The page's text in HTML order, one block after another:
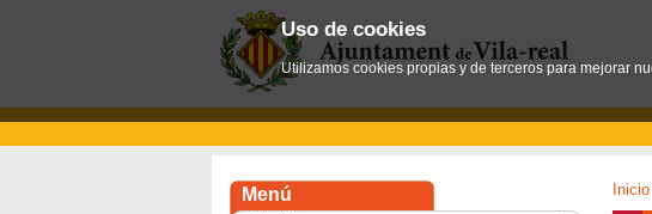
Inicio
Menú
Uso de cookies
Utilizamos cookies propias y de terceros para mejorar